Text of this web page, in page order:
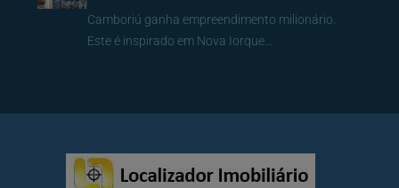
Camboriú ganha empreendimento milionário.
Este é inspirado em Nova Iorque…